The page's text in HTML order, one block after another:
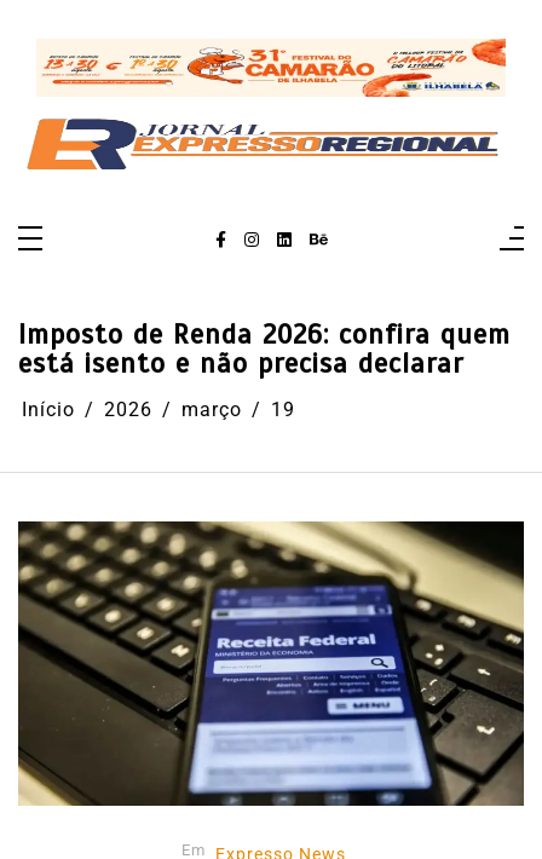
conteúdo
Imposto de Renda 2026: confira quem
está isento e não precisa declarar
Início 2026 março 19
Em Expresso News